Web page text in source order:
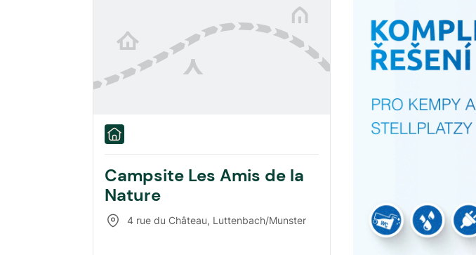
Campsite Les Amis de la
Nature
4 rue du Château, Luttenbach/Munster